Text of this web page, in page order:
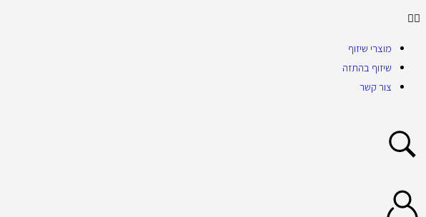
מוצרי שיזוף
שיזוף בהתזה
צור קשר